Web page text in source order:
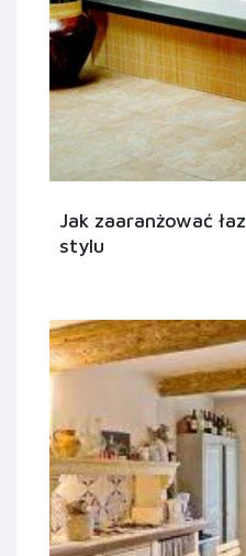
Jak zaaranżować
stylu